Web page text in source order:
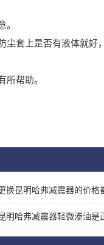
套上是否有液体就好
帮助。
换昆明哈弗减震器的价格
明哈弗减震器轻微渗油是